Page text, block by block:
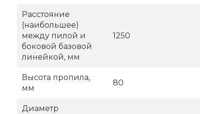
Расстояние
(наибольшее)
между пилой и
боковой базовой
линейкой, мм
1250
Высота пропила,
мм
80
Диаметр